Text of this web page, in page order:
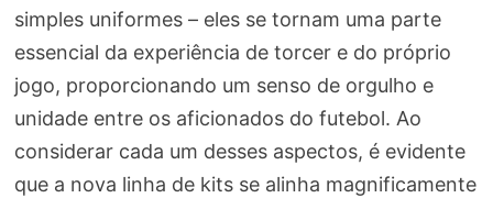
simples uniformes – eles se tornam uma parte
essencial da experiência de torcer e do próprio
jogo, proporcionando um senso de orgulho e
unidade entre os aficionados do futebol. Ao
considerar cada um desses aspectos, é evidente
que a nova linha de kits se alinha magnificamente